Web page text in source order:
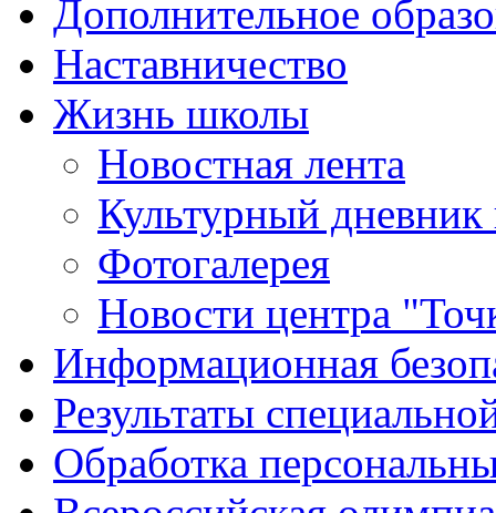
Дополнительное
Наставничество
Жизнь школы
Новостная лента
Культурный
Фотогалерея
Новости центра
Информационная
Результаты
Обработка